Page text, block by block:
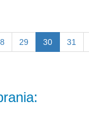
29 30 31